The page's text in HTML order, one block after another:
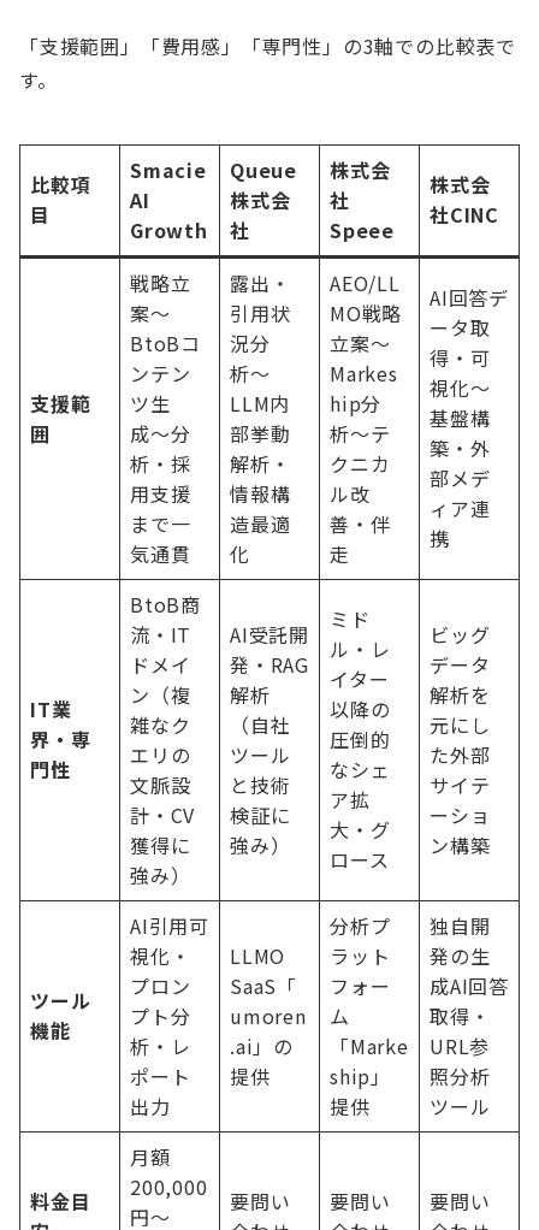
「支援範囲」「費用感」「専門性」の3軸での比較表で
す。
比較項
目
Smacie
AI
Growth
Queue
株式会
社
株式会
社
Speee
株式会
社CINC
支援範
囲
戦略立
案〜
BtoBコ
ンテン
ツ生
成〜分
析・採
用支援
まで一
気通貫
露出・
引用状
況分
析〜
LLM内
部挙動
解析・
情報構
造最適
化
AEO/LL
MO戦略
立案〜
Markes
hip分
析〜テ
クニカ
ル改
善・伴
走
AI回答デ
ータ取
得・可
視化〜
基盤構
築・外
部メデ
ィア連
携
IT業
界・専
門性
BtoB商
流・IT
ドメイ
ン（複
雑なク
エリの
文脈設
計・CV
獲得に
強み）
AI受託開
発・RAG
解析
（自社
ツール
と技術
検証に
強み）
ミド
ル・レ
イター
以降の
圧倒的
なシェ
ア拡
大・グ
ロース
ビッグ
データ
解析を
元にし
た外部
サイテ
ーショ
ン構築
ツール
機能
AI引用可
視化・
プロン
プト分
析・レ
ポート
出力
LLMO
SaaS「
umoren
.ai」の
提供
分析プ
ラット
フォー
ム
「Marke
ship」
提供
独自開
発の生
成AI回答
取得・
URL参
照分析
ツール
料金目
月額
200,000
円〜
要問い
要問い
要問い